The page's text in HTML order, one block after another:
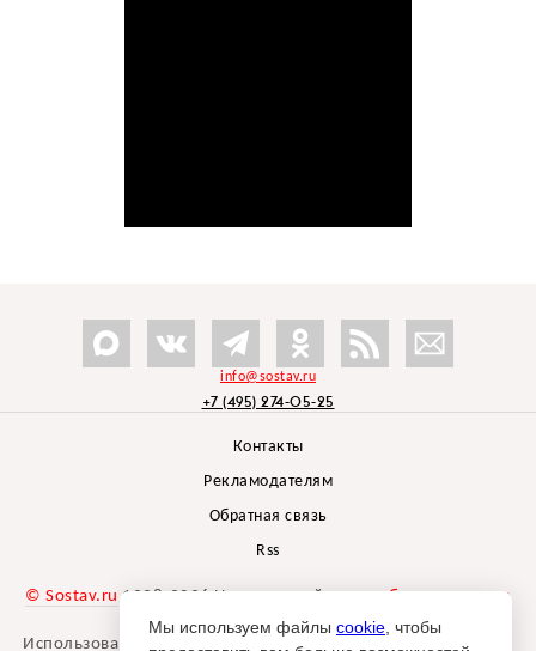
info@sostav.ru
+7 (495) 274-05-25
Контакты
Рекламодателям
Обратная связь
Rss
© Sostav.ru 1998-2026 Независимый проектбрендингового
агентства Depot
Использование материалов Sostav.ru допустимо только при
Мы используем файлы cookie , чтобы